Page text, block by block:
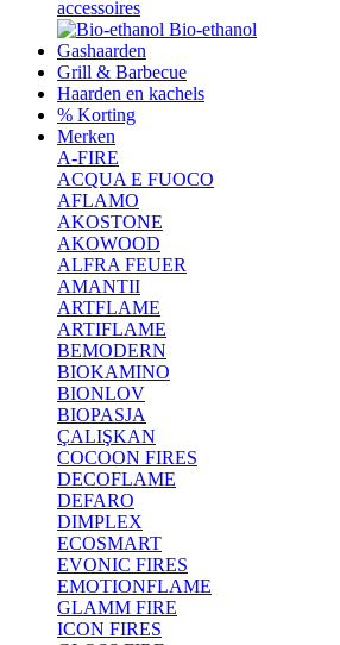
accessoires
Bio-ethanol
Gashaarden
Grill & Barbecue
Haarden en kachels
% Korting
Merken
A-FIRE
ACQUA E FUOCO
AFLAMO
AKOSTONE
AKOWOOD
ALFRA FEUER
AMANTII
ARTFLAME
ARTIFLAME
BEMODERN
BIOKAMINO
BIONLOV
BIOPASJA
ÇALIŞKAN
COCOON FIRES
DECOFLAME
DEFARO
DIMPLEX
ECOSMART
EVONIC FIRES
EMOTIONFLAME
GLAMM FIRE
ICON FIRES